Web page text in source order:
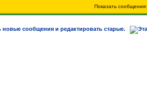
Показать сообщения: